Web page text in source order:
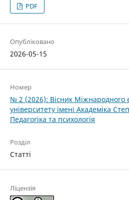
PDF
Опубліковано
2026-05-15
Номер
№ 2 (2026): Вісник Міжнародного
університету імені Академіка
Педагогіка та психологія
Розділ
Статті
Ліцензія